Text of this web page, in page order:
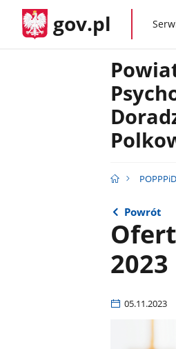
gov.pl gov.pl
Powrót
2023
05.11.2023